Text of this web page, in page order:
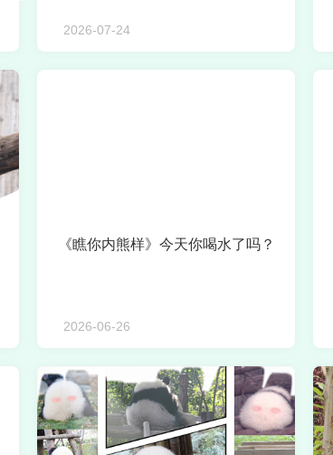
2026-07-24
《瞧你内熊样》今天你喝水了吗？
2026-06-26